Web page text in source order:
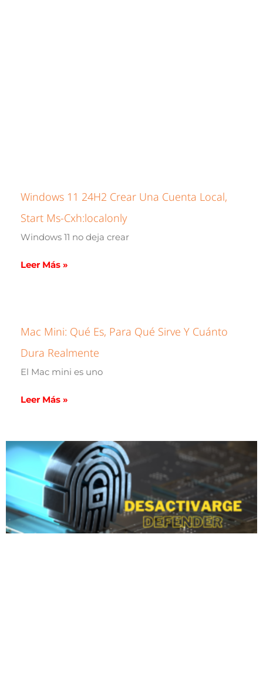
Windows 11 24H2 Crear Una Cuenta Local,
Start Ms-Cxh:localonly
Windows 11 no deja crear
Leer Más »
Mac Mini: Qué Es, Para Qué Sirve Y Cuánto
Dura Realmente
El Mac mini es uno
Leer Más »